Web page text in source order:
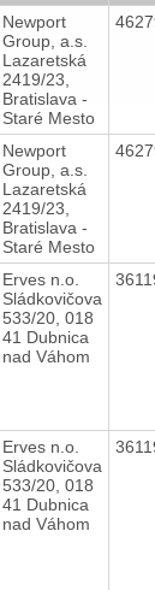
Newport
Group, a.s.
Lazaretská
2419/23,
Bratislava -
Staré Mesto
Newport
Group, a.s.
Lazaretská
2419/23,
Bratislava -
Staré Mesto
Erves n.o.
Sládkovičova
533/20, 018
41 Dubnica
nad Váhom
Erves n.o.
Sládkovičova
533/20, 018
41 Dubnica
nad Váhom